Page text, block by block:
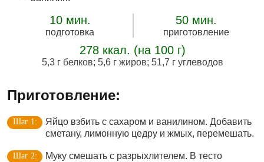
10 мин.
подготовка
50 мин.
приготовление
278 ккал. (на 100 г)
5,3 г белков; 5,6 г жиров; 51,7 г углеводов
Приготовление:
Яйцо взбить с сахаром и ванилином. Добавить
сметану, лимонную цедру и жмых, перемешать.
Муку смешать с разрыхлителем. В тесто